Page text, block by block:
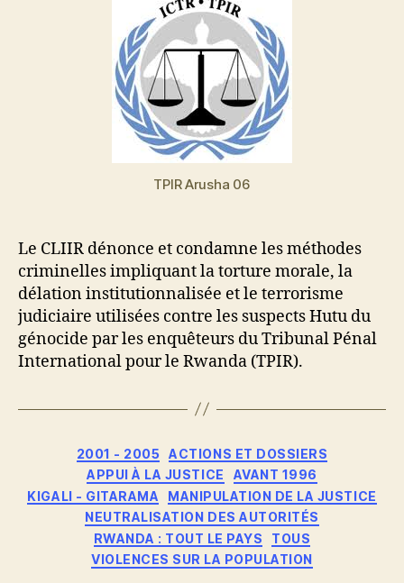
TPIR Arusha 06
Le CLIIR dénonce et condamne les méthodes
criminelles impliquant la torture morale, la
délation institutionnalisée et le terrorisme
judiciaire utilisées contre les suspects Hutu du
génocide par les enquêteurs du Tribunal Pénal
International pour le Rwanda (TPIR).
Catégories
2001 - 2005
ACTIONS ET DOSSIERS
APPUI À LA JUSTICE
AVANT 1996
KIGALI - GITARAMA
MANIPULATION DE LA JUSTICE
NEUTRALISATION DES AUTORITÉS
RWANDA : TOUT LE PAYS
TOUS
VIOLENCES SUR LA POPULATION